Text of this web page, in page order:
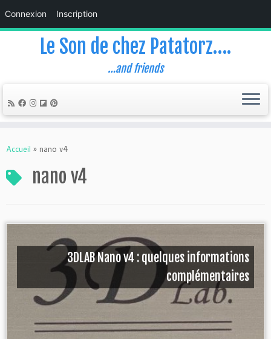
Connexion Inscription
Le Son de chez Patatorz….
…and friends
Accueil » nano v4
nano v4
3DLAB Nano v4 : quelques informations
complémentaires